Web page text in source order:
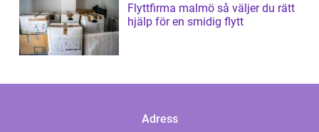
Flyttfirma malmö så väljer du rätt
hjälp för en smidig flytt
Adress